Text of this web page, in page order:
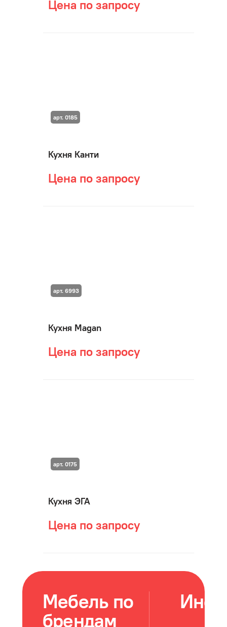
Цена по запросу
Кухня Канти
Цена по запросу
арт. 0185
Кухня Magan
Цена по запросу
арт. 6993
Кухня ЭГА
Цена по запросу
арт. 0175
Мебель по
брендам